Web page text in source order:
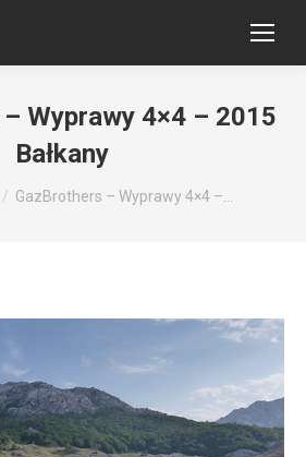
Wyprawy 4×4 – 2015
Bałkany
GazBrothers – Wyprawy 4×4 –…